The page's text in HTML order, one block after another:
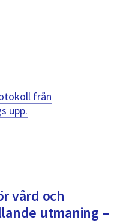
att
navigera
mellan
att
välja
något
från
upp.
vård och
utmaning –